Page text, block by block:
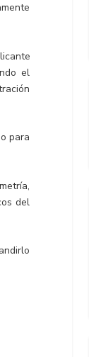
el
para
del